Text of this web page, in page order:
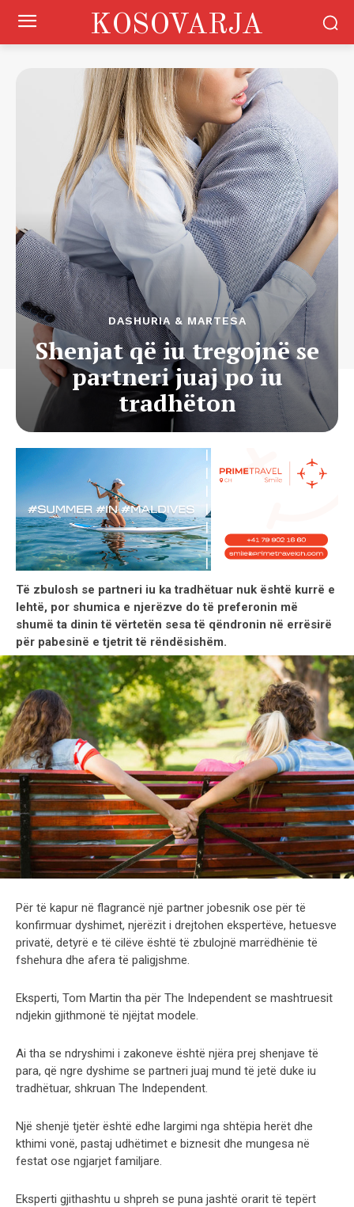
KOSOVARJA
DASHURIA & MARTESA
Shenjat që iu tregojnë se
partneri juaj po iu
tradhëton
Të zbulosh se partneri iu ka tradhëtuar nuk është kurrë e
lehtë, por shumica e njerëzve do të preferonin më
shumë ta dinin të vërtetën sesa të qëndronin në errësirë ​​
për pabesinë e tjetrit të rëndësishëm.
Për të kapur në flagrancë një partner jobesnik ose për të
konfirmuar dyshimet, njerëzit i drejtohen ekspertëve, hetuesve
privatë, detyrë e të cilëve është të zbulojnë marrëdhënie të
fshehura dhe afera të paligjshme.
Eksperti, Tom Martin tha për The Independent se mashtruesit
ndjekin gjithmonë të njëjtat modele.
Ai tha se ndryshimi i zakoneve është njëra prej shenjave të
para, që ngre dyshime se partneri juaj mund të jetë duke iu
tradhëtuar, shkruan The Independent.
Një shenjë tjetër është edhe largimi nga shtëpia herët dhe
kthimi vonë, pastaj udhëtimet e biznesit dhe mungesa në
festat ose ngjarjet familjare.
Eksperti gjithashtu u shpreh se puna jashtë orarit të tepërt